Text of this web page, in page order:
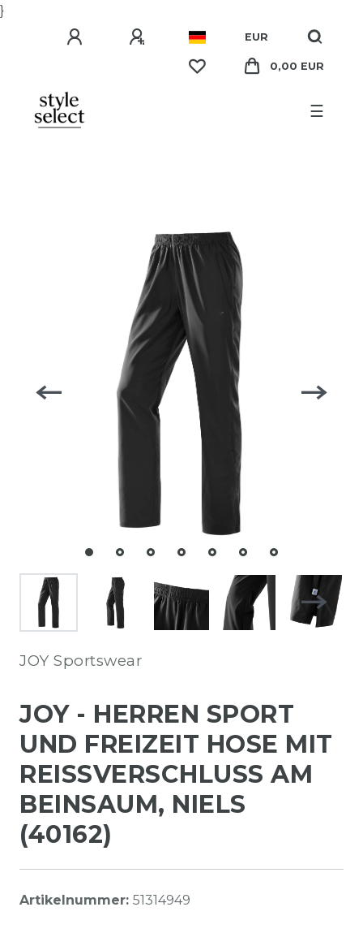
}
EUR
0,00 EUR
☰
JOY Sportswear
JOY - HERREN SPORT
UND FREIZEIT HOSE MIT
REISSVERSCHLUSS AM B
EINSAUM, NIELS (
40162)
Artikelnummer: 51314949